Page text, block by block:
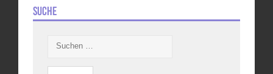
Suche
nach: